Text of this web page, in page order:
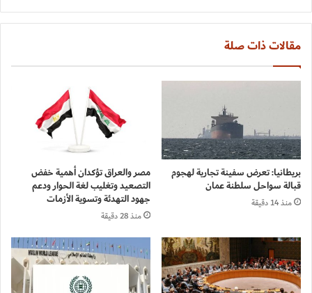
مقالات ذات صلة
بريطانيا: تعرض سفينة تجارية لهجوم
قبالة سواحل سلطنة عمان
منذ 14 دقيقة
مصر والعراق تؤكدان أهمية خفض
التصعيد وتغليب لغة الحوار ودعم
جهود التهدئة وتسوية الأزمات
منذ 28 دقيقة